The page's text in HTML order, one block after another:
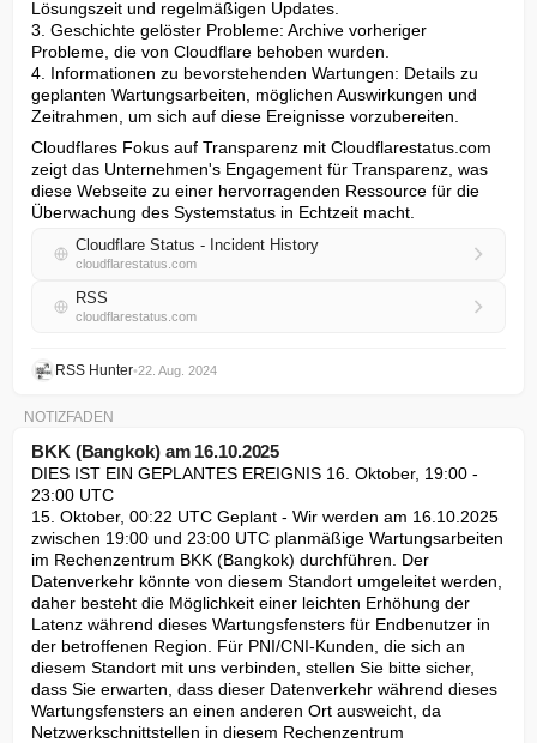
Lösungszeit und regelmäßigen Updates.
3. Geschichte gelöster Probleme: Archive vorheriger
Probleme, die von Cloudflare behoben wurden.
4. Informationen zu bevorstehenden Wartungen: Details zu
geplanten Wartungsarbeiten, möglichen Auswirkungen und
Zeitrahmen, um sich auf diese Ereignisse vorzubereiten.
Cloudflares Fokus auf Transparenz mit Cloudflarestatus.com
zeigt das Unternehmen's Engagement für Transparenz, was
diese Webseite zu einer hervorragenden Ressource für die
Überwachung des Systemstatus in Echtzeit macht.
Cloudflare Status - Incident History
cloudflarestatus.com
RSS
cloudflarestatus.com
RSS Hunter•22. Aug. 2024
NOTIZFADEN
BKK (Bangkok) am 16.10.2025
DIES IST EIN GEPLANTES EREIGNIS 16. Oktober, 19:00 -
23:00 UTC
15. Oktober, 00:22 UTC Geplant - Wir werden am 16.10.2025
zwischen 19:00 und 23:00 UTC planmäßige Wartungsarbeiten
im Rechenzentrum BKK (Bangkok) durchführen. Der
Datenverkehr könnte von diesem Standort umgeleitet werden,
daher besteht die Möglichkeit einer leichten Erhöhung der
Latenz während dieses Wartungsfensters für Endbenutzer in
der betroffenen Region. Für PNI/CNI-Kunden, die sich an
diesem Standort mit uns verbinden, stellen Sie bitte sicher,
dass Sie erwarten, dass dieser Datenverkehr während dieses
Wartungsfensters an einen anderen Ort ausweicht, da
Netzwerkschnittstellen in diesem Rechenzentrum